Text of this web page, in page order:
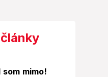
mimo!